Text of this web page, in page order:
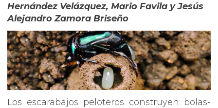
Hernández Velázquez, Mario Favila y Jesús
Alejandro Zamora Briseño
Los escarabajos peloteros construyen bolas-